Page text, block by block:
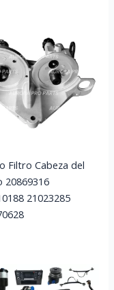
Filtro Cabeza del
20869316
21023285